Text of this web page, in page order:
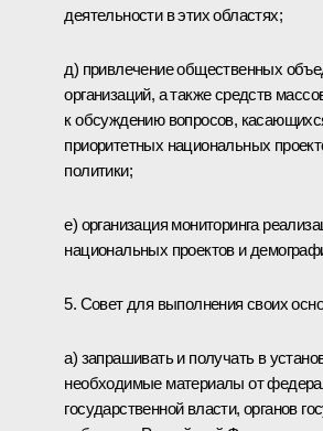
деятельности в этих областях;
д) привлечение общественных
организаций, а также средств
к обсуждению вопросов,
приоритетных национальных
политики;
е) организация мониторинга
национальных проектов и
5. Совет для выполнения своих
а) запрашивать и получать в
необходимые материалы от
государственной власти, органов